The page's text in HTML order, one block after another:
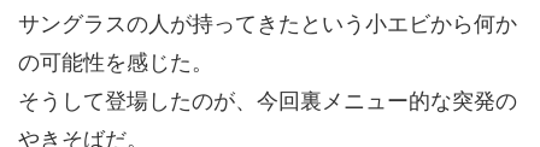
サングラスの人が持ってきたという小エビから何か
の可能性を感じた。
そうして登場したのが、今回裏メニュー的な突発の
やきそばだ。